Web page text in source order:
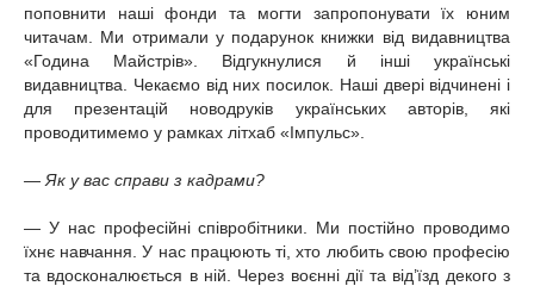
поповнити наші фонди та могти запропонувати їх юним
читачам. Ми отримали у подарунок книжки від видавництва
«Година Майстрів». Відгукнулися й інші українські
видавництва. Чекаємо від них посилок. Наші двері відчинені і
для презентацій новодруків українських авторів, які
проводитимемо у рамках літхаб «Імпульс».
— Як у вас справи з кадрами?
— У нас професійні співробітники. Ми постійно проводимо
їхнє навчання. У нас працюють ті, хто любить свою професію
та вдосконалюється в ній. Через воєнні дії та від’їзд декого з